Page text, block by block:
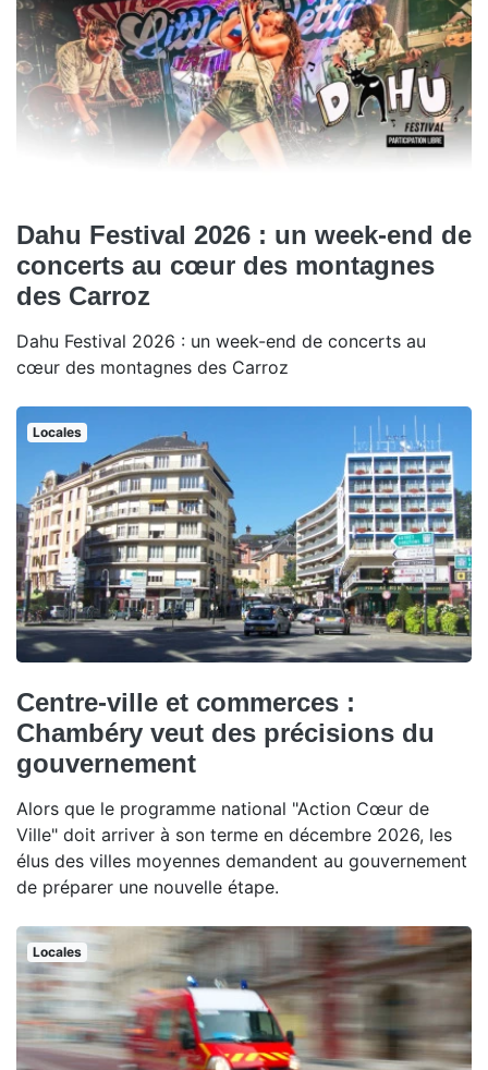
Dahu Festival 2026 : un week-end de
concerts au cœur des montagnes
des Carroz
Dahu Festival 2026 : un week-end de concerts au
cœur des montagnes des Carroz
Locales
Centre-ville et commerces :
Chambéry veut des précisions du
gouvernement
Alors que le programme national "Action Cœur de
Ville" doit arriver à son terme en décembre 2026, les
élus des villes moyennes demandent au gouvernement
de préparer une nouvelle étape.
Locales